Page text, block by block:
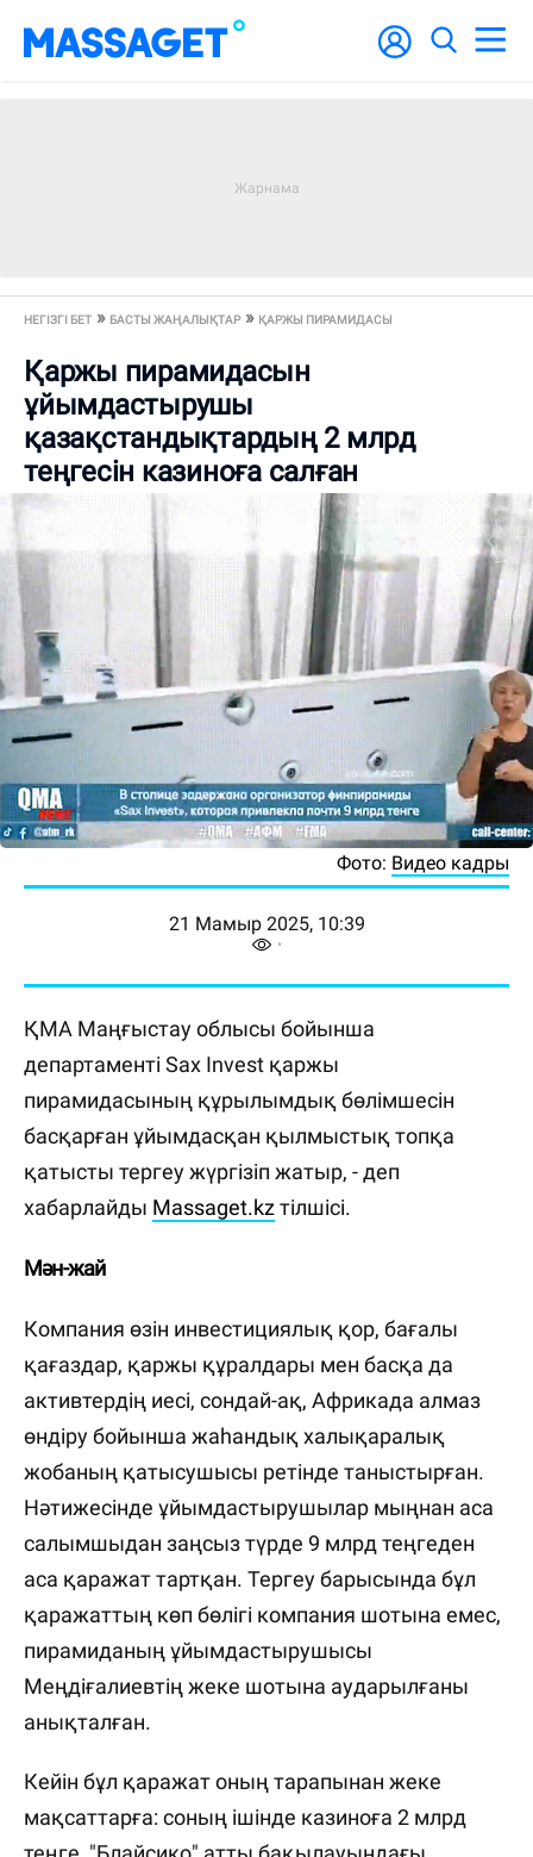
НЕГІЗГІ БЕТ БАСТЫ ЖАҢАЛЫҚТАР ҚАРЖЫ ПИРАМИДАСЫ
Қаржы пирамидасын
ұйымдастырушы
қазақстандықтардың 2 млрд
теңгесін казиноға салған
Фото: Видео кадры
21 Мамыр 2025, 10:39
ҚМА Маңғыстау облысы бойынша
департаменті Sax Invest қаржы
пирамидасының құрылымдық бөлімшесін
басқарған ұйымдасқан қылмыстық топқа
қатысты тергеу жүргізіп жатыр, - деп
хабарлайды Massaget.kzтілшісі.
Мән-жай
Компания өзін инвестициялық қор, бағалы
қағаздар, қаржы құралдары мен басқа да
активтердің иесі, сондай-ақ, Африкада алмаз
өндіру бойынша жаһандық халықаралық
жобаның қатысушысы ретінде таныстырған.
Нәтижесінде ұйымдастырушылар мыңнан аса
салымшыдан заңсыз түрде 9 млрд теңгеден
аса қаражат тартқан. Тергеу барысында бұл
қаражаттың көп бөлігі компания шотына емес,
пирамиданың ұйымдастырушысы
Меңдіғалиевтің жеке шотына аударылғаны
анықталған.
Кейін бұл қаражат оның тарапынан жеке
мақсаттарға: соның ішінде казиноға 2 млрд